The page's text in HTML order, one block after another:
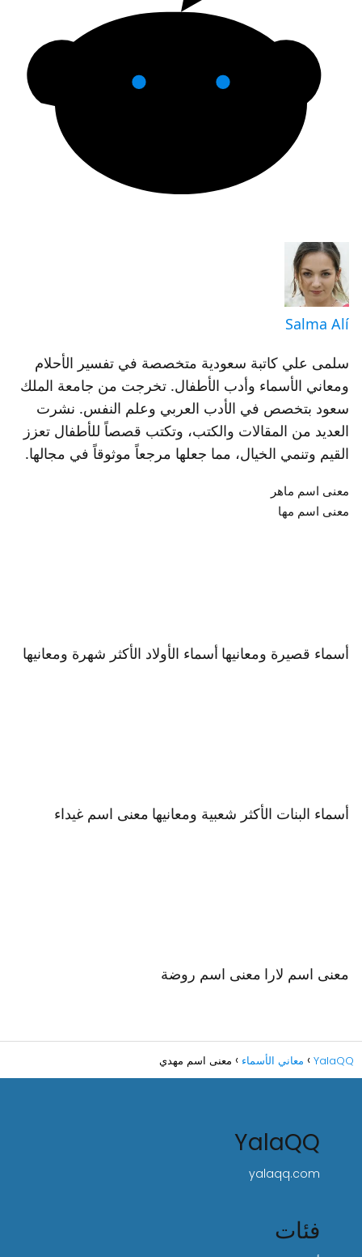
Salma Alí
سلمى علي كاتبة سعودية متخصصة في تفسير الأحلام
ومعاني الأسماء وأدب الأطفال. تخرجت من جامعة الملك
سعود بتخصص في الأدب العربي وعلم النفس. نشرت
العديد من المقالات والكتب، وتكتب قصصاً للأطفال تعزز
القيم وتنمي الخيال، مما جعلها مرجعاً موثوقاً في مجالها.
معنى اسم ماهر
معنى اسم مها
أسماء قصيرة ومعانيها أسماء الأولاد الأكثر شهرة ومعانيها
أسماء البنات الأكثر شعبية ومعانيها معنى اسم غيداء
معنى اسم لارا معنى اسم روضة
YalaQQ معاني الأسماء معنى اسم مهدي
YalaQQ
yalaqq.com
فئات